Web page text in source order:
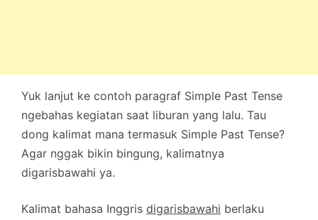
Yuk lanjut ke contoh paragraf Simple Past Tense
ngebahas kegiatan saat liburan yang lalu. Tau
dong kalimat mana termasuk Simple Past Tense?
Agar nggak bikin bingung, kalimatnya
digarisbawahi ya.
Kalimat bahasa Inggris digarisbawahi berlaku